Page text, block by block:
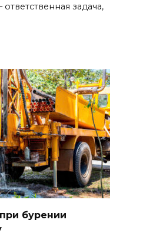
ответственная задача,
бурении